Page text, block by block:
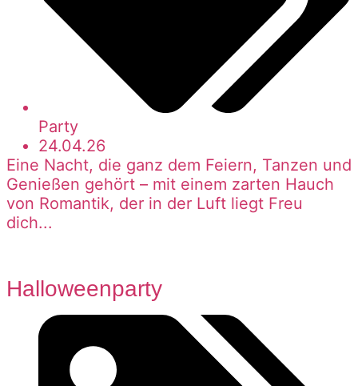
Party
24.04.26
Eine Nacht, die ganz dem Feiern, Tanzen und
Genießen gehört – mit einem zarten Hauch
von Romantik, der in der Luft liegt Freu
dich...
Halloweenparty